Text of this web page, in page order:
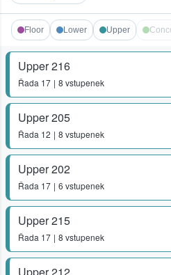
Floor Lower Upper
Upper 216
Řada 17 8 vstupenek
Upper 205
Řada 12 8 vstupenek
Upper 202
Řada 17 6 vstupenek
Upper 215
Řada 17 8 vstupenek